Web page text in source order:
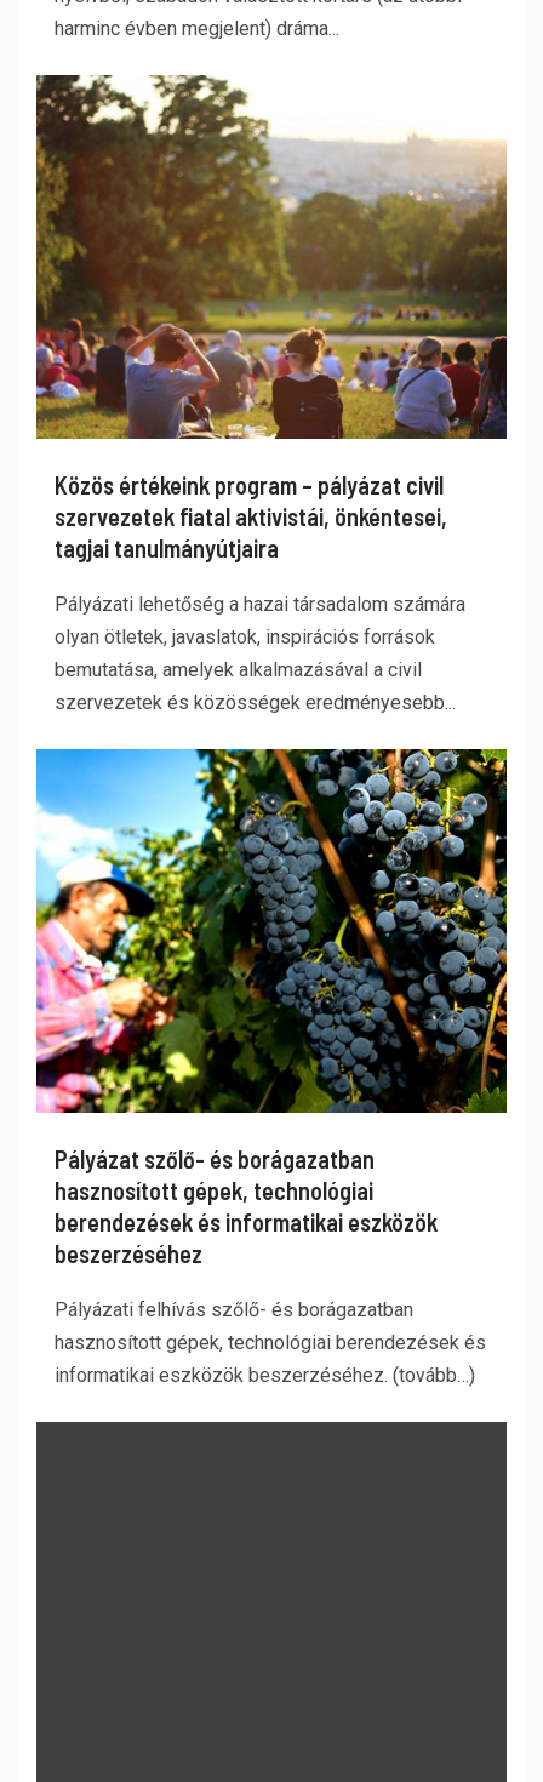
harminc évben megjelent) dráma...
Közös értékeink program – pályázat civil
szervezetek fiatal aktivistái, önkéntesei,
tagjai tanulmányútjaira
Pályázati lehetőség a hazai társadalom számára
olyan ötletek, javaslatok, inspirációs források
bemutatása, amelyek alkalmazásával a civil
szervezetek és közösségek eredményesebb...
Pályázat szőlő- és borágazatban
hasznosított gépek, technológiai
berendezések és informatikai eszközök
beszerzéséhez
Pályázati felhívás szőlő- és borágazatban
hasznosított gépek, technológiai berendezések és
informatikai eszközök beszerzéséhez. (tovább…)